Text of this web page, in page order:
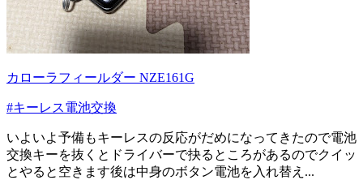
カローラフィールダー NZE161G
#キーレス電池交換
いよいよ予備もキーレスの反応がだめになってきたので電池
交換キーを抜くとドライバーで抉るところがあるのでクイッ
とやると空きます後は中身のボタン電池を入れ替え...